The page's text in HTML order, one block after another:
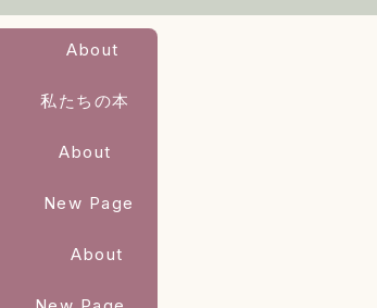
About
私たちの本
About
New Page
About